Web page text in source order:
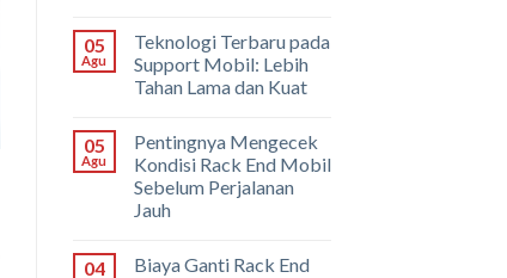
05
Agu
Teknologi Terbaru pada
Support Mobil: Lebih
Tahan Lama dan Kuat
05
Agu
Pentingnya Mengecek
Kondisi Rack End Mobil
Sebelum Perjalanan
Jauh
04
Biaya Ganti Rack End